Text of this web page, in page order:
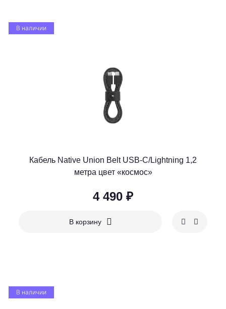
В наличии
Кабель Native Union Belt USB-C/Lightning 1,2
метра цвет «космос»
4 490 ₽
В корзину
В наличии